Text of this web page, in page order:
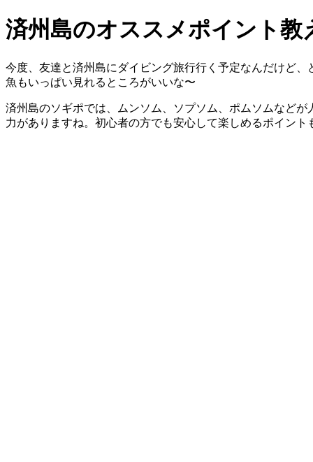
済州島のオススメポイント教
今度、友達と済州島にダイビング旅行行く予定なんだけど
魚もいっぱい見れるところがいいな〜
済州島のソギポでは、ムンソム、ソプソム、ポムソムなど
力がありますね。初心者の方でも安心して楽しめるポイント